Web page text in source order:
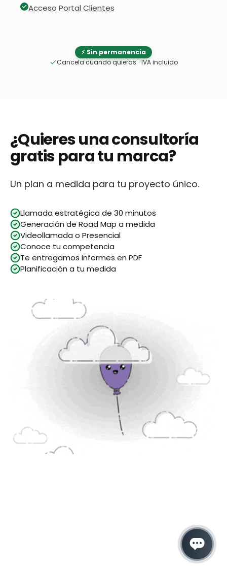
Acceso Portal Clientes
⚡ Sin permanencia
Cancela cuando quieras · IVA incluido
¿Quieres una consultoría
gratis para tu marca?
Un plan a medida para tu proyecto único.
Llamada estratégica de 30 minutos
Generación de Road Map a medida
Videollamada o Presencial
Conoce tu competencia
Te entregamos informes en PDF
Planificación a tu medida